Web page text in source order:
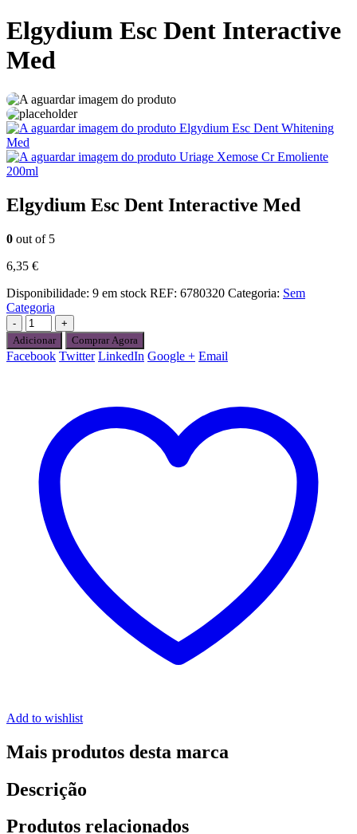
Elgydium Esc Dent Interactive
Med
Elgydium Esc Dent Whitening
Med
Uriage Xemose Cr Emoliente
200ml
Elgydium Esc Dent Interactive Med
0 out of 5
6,35 €
Disponibilidade: 9 em stock REF: 6780320 Categoria: Sem
Categoria
-
+
Adicionar
Comprar Agora
Facebook Twitter LinkedIn Google + Email
Add to wishlist
Mais produtos desta marca
Descrição
Produtos relacionados